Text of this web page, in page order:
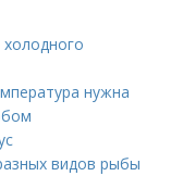
нужна
видов рыбы